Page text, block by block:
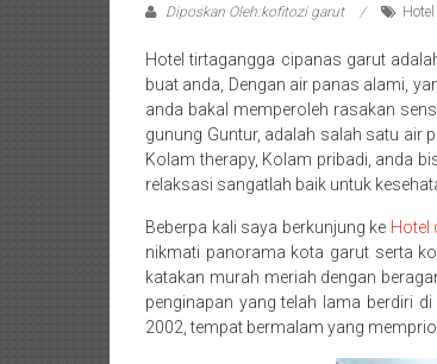
Diposkan Oleh:kofitozi garut
Hotel tirtagangga cipanas garut
buat anda, Dengan air panas alami,
anda bakal memperoleh rasakan
gunung Guntur, adalah salah satu air
Kolam therapy, Kolam pribadi, anda
relaksasi sangatlah baik untuk
Beberpa kali saya berkunjung ke Hotel
nikmati panorama kota garut serta
katakan murah meriah dengan
penginapan yang telah lama berdiri
2002, tempat bermalam yang